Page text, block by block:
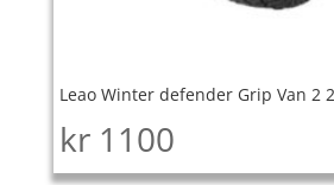
Leao Winter defender Grip Van 2
kr 1100